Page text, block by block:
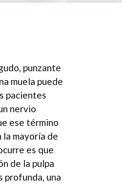
punzante
muela puede
pacientes
nervio
ese término
la mayoría de
es que
de la pulpa
profunda, una